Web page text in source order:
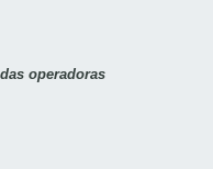
operadoras